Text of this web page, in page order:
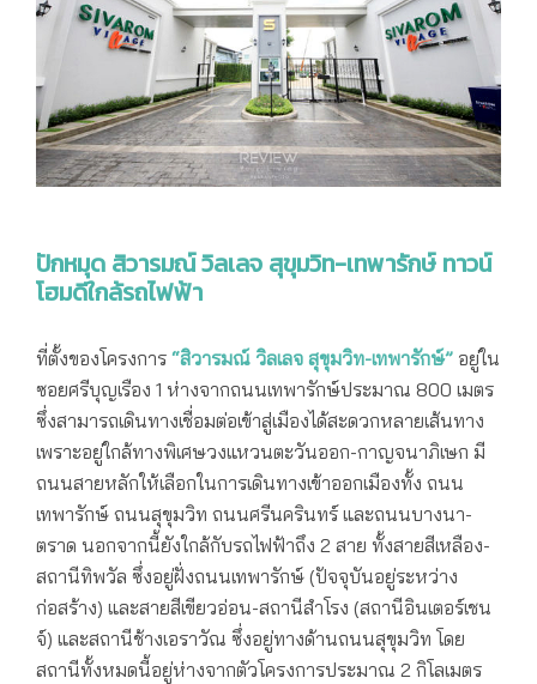
ปักหมุด สิวารมณ์ วิลเลจ สุขุมวิท-เทพารักษ์ ทาวน์
โฮมดีใกล้รถไฟฟ้า
ที่ตั้งของโครงการ “สิวารมณ์ วิลเลจ สุขุมวิท-เทพารักษ์” อยู่ใน
ซอยศรีบุญเรือง 1 ห่างจากถนนเทพารักษ์ประมาณ 800 เมตร
ซึ่งสามารถเดินทางเชื่อมต่อเข้าสู่เมืองได้สะดวกหลายเส้นทาง
เพราะอยู่ใกล้ทางพิเศษวงแหวนตะวันออก-กาญจนาภิเษก มี
ถนนสายหลักให้เลือกในการเดินทางเข้าออกเมืองทั้ง ถนน
เทพารักษ์ ถนนสุขุมวิท ถนนศรีนครินทร์ และถนนบางนา-
ตราด นอกจากนี้ยังใกล้กับรถไฟฟ้าถึง 2 สาย ทั้งสายสีเหลือง-
สถานีทิพวัล ซึ่งอยู่ฝั่งถนนเทพารักษ์ (ปัจจุบันอยู่ระหว่าง
ก่อสร้าง) และสายสีเขียวอ่อน-สถานีสำโรง (สถานีอินเตอร์เชน
จ์) และสถานีช้างเอราวัณ ซึ่งอยู่ทางด้านถนนสุขุมวิท โดย
สถานีทั้งหมดนี้อยู่ห่างจากตัวโครงการประมาณ 2 กิโลเมตร